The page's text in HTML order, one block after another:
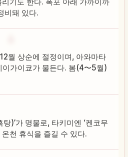
비돼 있다.
월 상순에 절정이며, 아와마타
가이쿄가 물든다. 봄(4〜5월)
)’가 명물로, 타키미엔 ‘켄코무
천 휴식을 즐길 수 있다.